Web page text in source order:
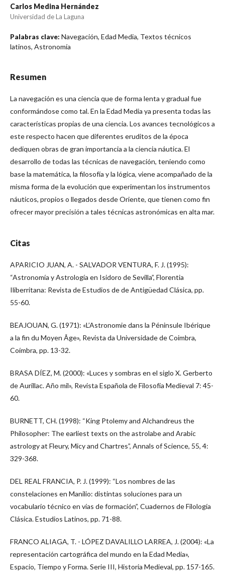
Carlos Medina Hernández
Universidad de La Laguna
Palabras clave: Navegación, Edad Media, Textos técnicos
latinos, Astronomía
Resumen
La navegación es una ciencia que de forma lenta y gradual fue
conformándose como tal. En la Edad Media ya presenta todas las
características propias de una ciencia. Los avances tecnológicos a
este respecto hacen que diferentes eruditos de la época
dediquen obras de gran importancia a la ciencia náutica. El
desarrollo de todas las técnicas de navegación, teniendo como
base la matemática, la filosofía y la lógica, viene acompañado de la
misma forma de la evolución que experimentan los instrumentos
náuticos, propios o llegados desde Oriente, que tienen como fin
ofrecer mayor precisión a tales técnicas astronómicas en alta mar.
Citas
APARICIO JUAN, A. - SALVADOR VENTURA, F. J. (1995):
“Astronomía y Astrología en Isidoro de Sevilla”, Florentia
Iliberritana: Revista de Estudios de de Antigüedad Clásica, pp.
55-60.
BEAJOUAN, G. (1971): «L’Astronomie dans la Péninsule Ibérique
a la fin du Moyen Âge», Revista da Universidade de Coimbra,
Coímbra, pp. 13-32.
BRASA DÍEZ, M. (2000): «Luces y sombras en el siglo X. Gerberto
de Aurillac. Año mil», Revista Española de Filosofía Medieval 7: 45-
60.
BURNETT, CH. (1998): “King Ptolemy and Alchandreus the
Philosopher: The earliest texts on the astrolabe and Arabic
astrology at Fleury, Micy and Chartres”, Annals of Science, 55, 4:
329-368.
DEL REAL FRANCIA, P. J. (1999): “Los nombres de las
constelaciones en Manilio: distintas soluciones para un
vocabulario técnico en vías de formación”, Cuadernos de Filología
Clásica. Estudios Latinos, pp. 71-88.
FRANCO ALIAGA, T. - LÓPEZ DAVALILLO LARREA, J. (2004): «La
representación cartográfica del mundo en la Edad Media»,
Espacio, Tiempo y Forma. Serie III, Historia Medieval, pp. 157-165.